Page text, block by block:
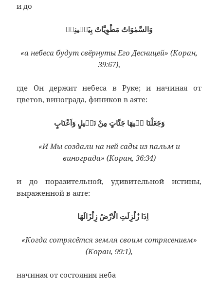
и до
وَالسَّمٰوَاتُ مَطْوِيَّاتٌ بِيَمٖينِهٖ
«а небеса будут свёрнуты Его Десницей» (Коран,
39:67),
где Он держит небеса в Руке; и начиная от
цветов, винограда, фиников в аяте:
وَجَعَلْنَا فٖيهَا جَنَّاتٍ مِنْ نَخٖيلٍ وَاَعْنَابٍ
«И Мы создали на ней сады из пальм и
винограда» (Коран, 36:34)
и до поразительной, удивительной истины,
выраженной в аяте:
اِذَا زُلْزِلَتِ الْاَرْضُ زِلْزَالَهَا
«Когда сотрясётся земля своим сотрясением»
(Коран, 99:1),
начиная от состояния неба